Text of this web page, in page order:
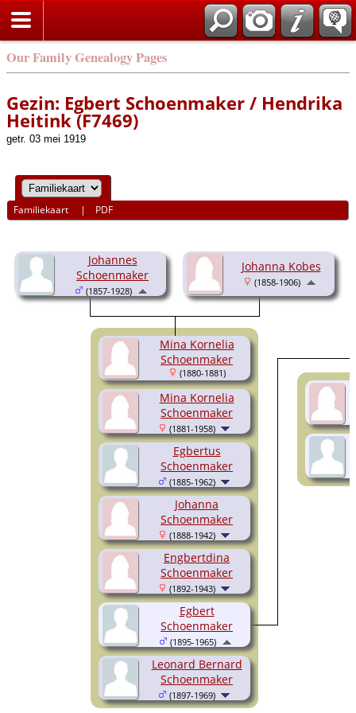
Our Family Genealogy Pages
Gezin: Egbert Schoenmaker / Hendrika
Heitink (F7469)
getr. 03 mei 1919
Familiekaart | PDF
Johannes
Schoenmaker
(1857-1928)
Johanna Kobes
(1858-1906)
Mina Kornelia
Schoenmaker
(1880-1881)
Mina Kornelia
Schoenmaker
(1881-1958)
Egbertus
Schoenmaker
(1885-1962)
Johanna
Schoenmaker
(1888-1942)
Engbertdina
Schoenmaker
(1892-1943)
Leonard Bernard
Schoenmaker
(1897-1969)
Egbert
Schoenmaker
(1895-1965)